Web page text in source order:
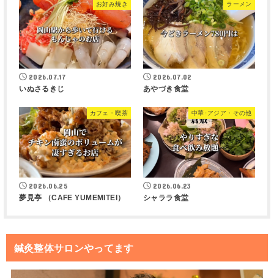
お好み焼き
2026.07.17
いぬさるきじ
ラーメン
2026.07.02
あやづき食堂
カフェ・喫茶
2026.06.25
夢見亭 （CAFE YUMEMITEI）
中華･アジア・その他
2026.06.23
シャララ食堂
鍼灸整体サロンやってます